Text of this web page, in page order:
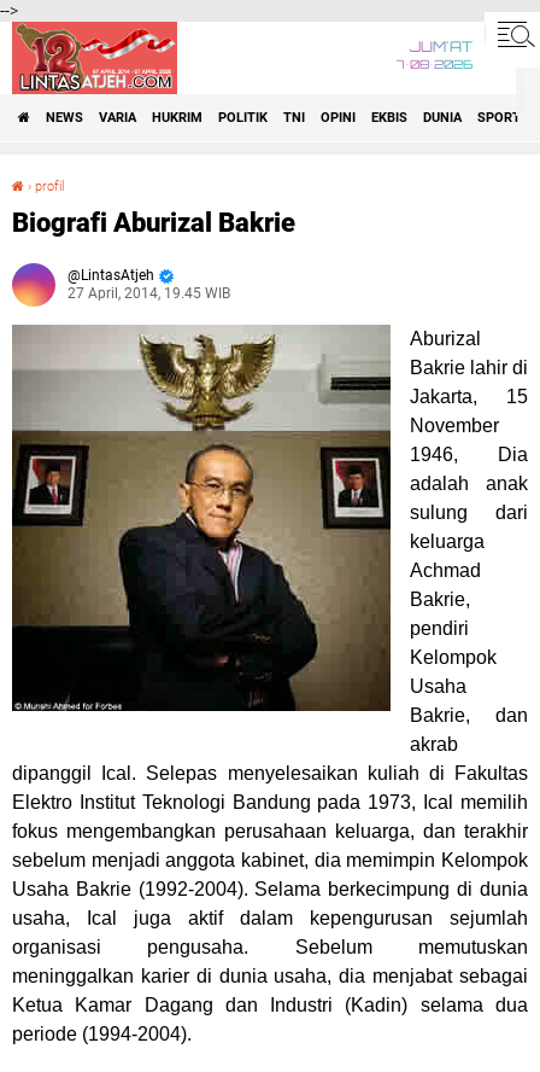
-->
JUM'AT
7•08•2026
NEWS VARIA HUKRIM POLITIK TNI OPINI EKBIS DUNIA SPORT
› profil
Biografi Aburizal Bakrie
LintasAtjeh
27 April, 2014, 19.45 WIB
Aburizal
Bakrie lahir di
Jakarta, 15
November
1946, Dia
adalah anak
sulung dari
keluarga
Achmad
Bakrie,
pendiri
Kelompok
Usaha
Bakrie, dan
akrab
dipanggil Ical. Selepas menyelesaikan kuliah di Fakultas
Elektro Institut Teknologi Bandung pada 1973, Ical memilih
fokus mengembangkan perusahaan keluarga, dan terakhir
sebelum menjadi anggota kabinet, dia memimpin Kelompok
Usaha Bakrie (1992-2004). Selama berkecimpung di dunia
usaha, Ical juga aktif dalam kepengurusan sejumlah
organisasi pengusaha. Sebelum memutuskan
meninggalkan karier di dunia usaha, dia menjabat sebagai
Ketua Kamar Dagang dan Industri (Kadin) selama dua
periode (1994-2004).